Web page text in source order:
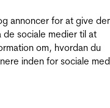
annoncer for at give
sociale medier til at
om, hvordan du
inden for sociale